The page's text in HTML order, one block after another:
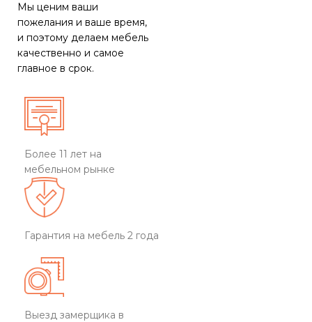
Мы ценим ваши
пожелания и ваше время,
и поэтому делаем мебель
качественно и самое
главное в срок.
Более 11 лет на
мебельном рынке
Гарантия на мебель 2 года
Выезд замерщика в